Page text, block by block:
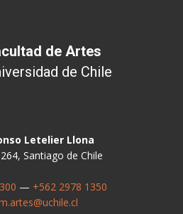
de Artes
de Chile
Letelier Llona
Santiago de Chile
— +562 2978 1350